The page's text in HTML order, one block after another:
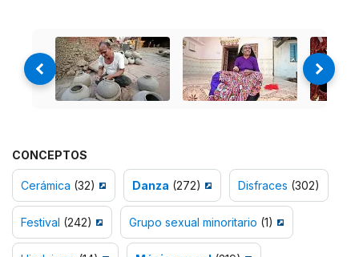
CONCEPTOS
Cerámica (32) Danza (272) Disfraces (302)
Festival (242) Grupo sexual minoritario (1)